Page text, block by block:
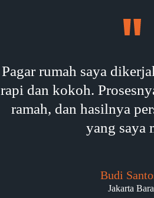
Pagar rumah saya
rapi dan kokoh.
ramah, dan hasilnya
yang saya
Budi
Jakarta